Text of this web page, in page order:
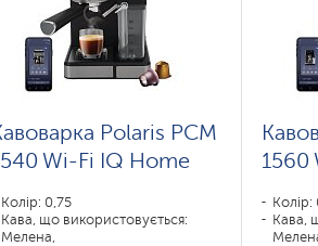
Polaris PCM
Wi-Fi IQ Home
Колір: 0,75
Кава, що використовується:
Мелена,
1560
Колір:
Кава,